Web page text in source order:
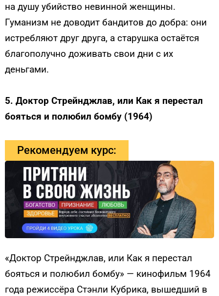
на душу убийство невинной женщины.
Гуманизм не доводит бандитов до добра: они
истребляют друг друга, а старушка остаётся
благополучно доживать свои дни с их
деньгами.
5. Доктор Стрейнджлав, или Как я перестал
бояться и полюбил бомбу (1964)
Рекомендуем курс:
«Доктор Стрейнджлав, или Как я перестал
бояться и полюбил бомбу» — кинофильм 1964
года режиссёра Стэнли Кубрика, вышедший в